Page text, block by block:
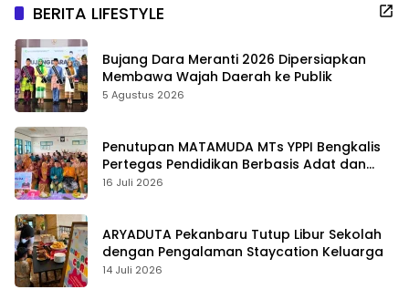
BERITA LIFESTYLE
Bujang Dara Meranti 2026 Dipersiapkan
Membawa Wajah Daerah ke Publik
5 Agustus 2026
Penutupan MATAMUDA MTs YPPI Bengkalis
Pertegas Pendidikan Berbasis Adat dan
Karakter
16 Juli 2026
ARYADUTA Pekanbaru Tutup Libur Sekolah
dengan Pengalaman Staycation Keluarga
14 Juli 2026